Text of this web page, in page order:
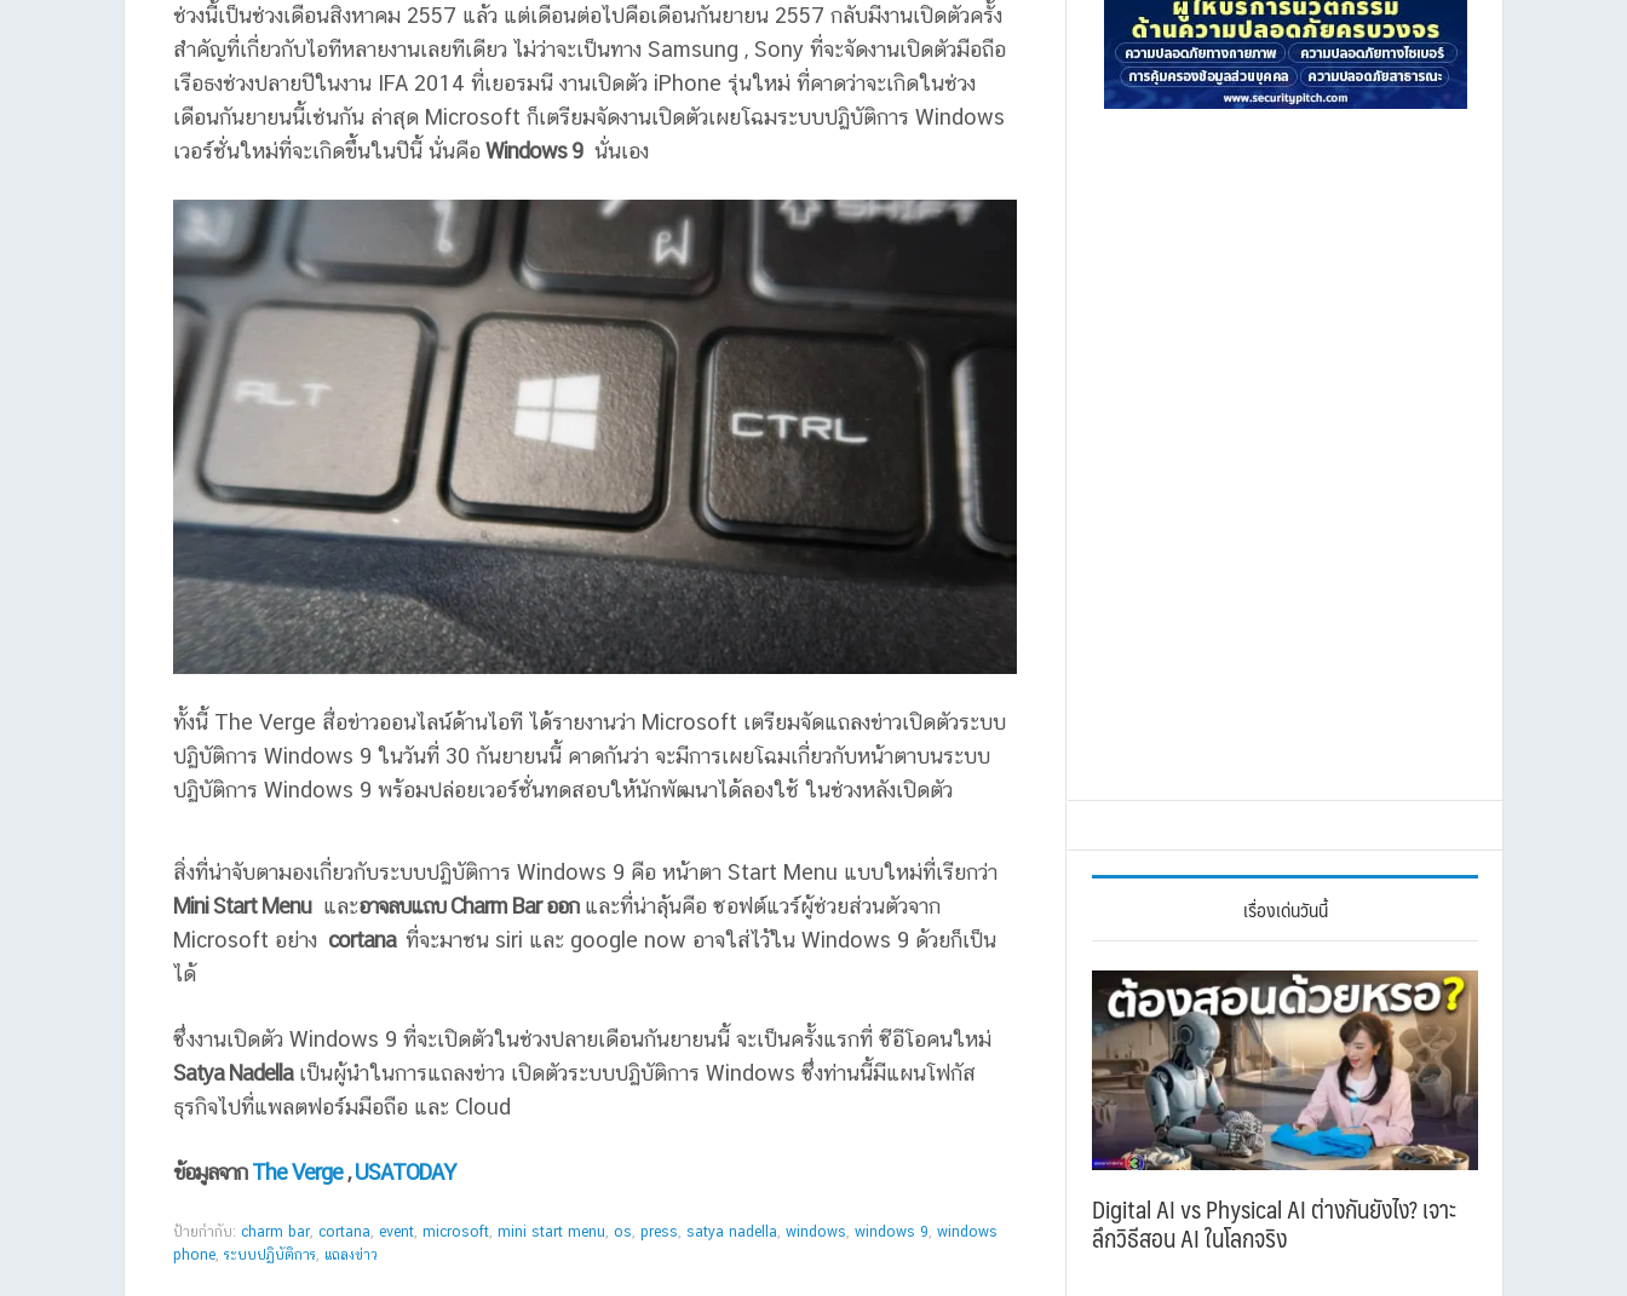
ช่วงนี้เป็นช่วงเดือนสิงหาคม 2557 แล้ว แต่เดือนต่อไปคือเดือนกันยายน 2557 กลับมีงานเปิดตัวครั้ง
สำคัญที่เกี่ยวกับไอทีหลายงานเลยทีเดียว ไม่ว่าจะเป็นทาง Samsung , Sony ที่จะจัดงานเปิดตัวมือถือ
เรือธงช่วงปลายปีในงาน IFA 2014 ที่เยอรมนี งานเปิดตัว iPhone รุ่นใหม่ ที่คาดว่าจะเกิดในช่วง
เดือนกันยายนนี้เช่นกัน ล่าสุด Microsoft ก็เตรียมจัดงานเปิดตัวเผยโฉมระบบปฏิบัติการ Windows
เวอร์ชั่นใหม่ที่จะเกิดขึ้นในปีนี้ นั่นคือWindows 9นั่นเอง
ทั้งนี้ The Verge สื่อข่าวออนไลน์ด้านไอที ได้รายงานว่า Microsoft เตรียมจัดแถลงข่าวเปิดตัวระบบ
ปฏิบัติการ Windows 9 ในวันที่ 30 กันยายนนี้ คาดกันว่า จะมีการเผยโฉมเกี่ยวกับหน้าตาบนระบบ
ปฏิบัติการ Windows 9 พร้อมปล่อยเวอร์ชั่นทดสอบให้นักพัฒนาได้ลองใช้ ในช่วงหลังเปิดตัว
สิ่งที่น่าจับตามองเกี่ยวกับระบบปฏิบัติการ Windows 9 คือ หน้าตา Start Menu แบบใหม่ที่เรียกว่า
Mini Start Menuและอาจลบแถบ Charm Bar ออกและที่น่าลุ้นคือ ซอฟต์แวร์ผู้ช่วยส่วนตัวจาก
Microsoft อย่าง cortana ที่จะมาชน siri และ google now อาจใส่ไว้ใน Windows 9 ด้วยก็เป็น
ได้
ซึ่งงานเปิดตัว Windows 9 ที่จะเปิดตัวในช่วงปลายเดือนกันยายนนี้ จะเป็นครั้งแรกที่ ซีอีโอคนใหม่
Satya Nadellaเป็นผู้นำในการแถลงข่าว เปิดตัวระบบปฏิบัติการ Windows ซึ่งท่านนี้มีแผนโฟกัส
ธุรกิจไปที่แพลตฟอร์มมือถือ และ Cloud
ข้อมูลจากThe Verge,USATODAY
ป้ายกำกับ: charm bar, cortana, event, microsoft, mini start menu, os, press, satya nadella, windows, windows 9, windows
phone, ระบบปฏิบัติการ, แถลงข่าว
เรื่องเด่นวันนี้
Digital AI vs Physical AI ต่างกันยังไง? เจาะ
ลึกวิธีสอน AI ในโลกจริง